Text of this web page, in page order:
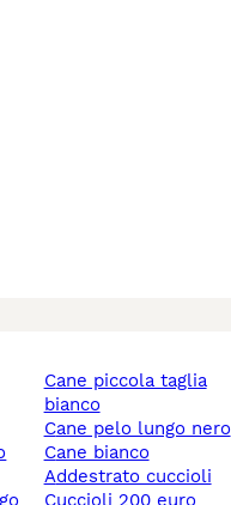
cane piccola taglia
bianco
cane pelo lungo nero
cane bianco
addestrato cuccioli